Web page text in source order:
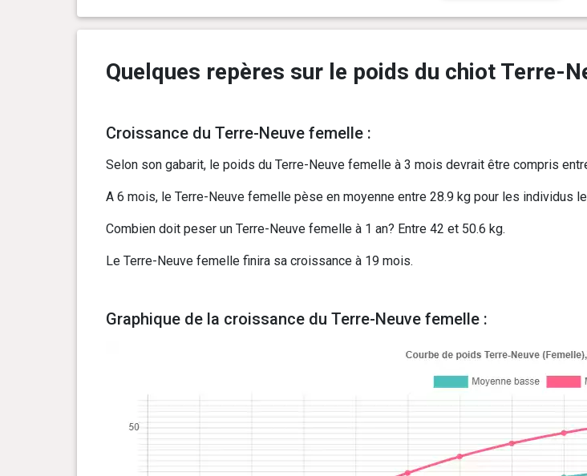
Quelques repères sur le poids du chiot Terre-
Croissance du Terre-Neuve femelle :
Selon son gabarit, le poids du Terre-Neuve femelle à 3 mois devrait être compris
A 6 mois, le Terre-Neuve femelle pèse en moyenne entre 28.9 kg pour les
Combien doit peser un Terre-Neuve femelle à 1 an? Entre 42 et 50.6 kg.
Le Terre-Neuve femelle finira sa croissance à 19 mois.
Graphique de la croissance du Terre-Neuve femelle :